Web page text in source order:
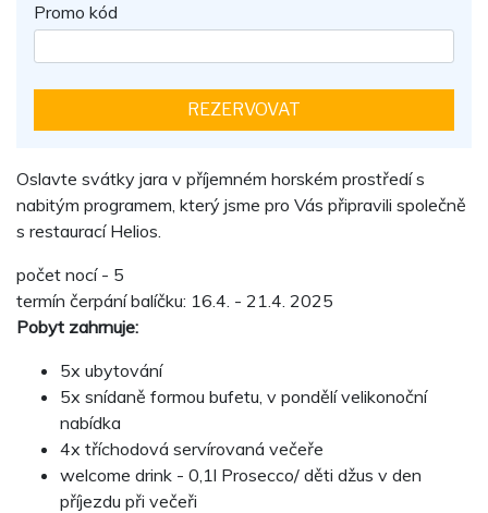
Promo kód
Oslavte svátky jara v příjemném horském prostředí s
nabitým programem, který jsme pro Vás připravili společně
s restaurací Helios.
počet nocí - 5
termín čerpání balíčku: 16.4. - 21.4. 2025
Pobyt zahrnuje:
5x ubytování
5x snídaně formou bufetu, v pondělí velikonoční
nabídka
4x tříchodová servírovaná večeře
welcome drink - 0,1l Prosecco/ děti džus v den
příjezdu při večeři